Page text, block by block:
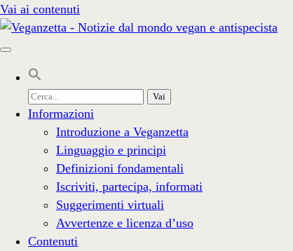
Vai ai contenuti
Cerca
per:
Informazioni
Introduzione a Veganzetta
Linguaggio e principi
Definizioni fondamentali
Iscriviti, partecipa, informati
Suggerimenti virtuali
Avvertenze e licenza d’uso
Contenuti